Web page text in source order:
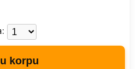
korpu